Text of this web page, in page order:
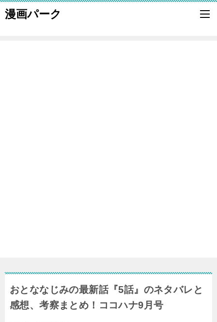
漫画パーク
おとななじみの最新話『5話』のネタバレと
感想、考察まとめ！ココハナ9月号